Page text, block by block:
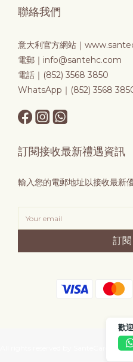
聯絡我們
意大利官方網站｜
電郵｜info@santehc.com
電話｜(852) 3568 3850
WhatsApp｜(852) 3568
訂閱接收最新禮遇資訊
輸入您的電郵地址以接收最新
訂閱